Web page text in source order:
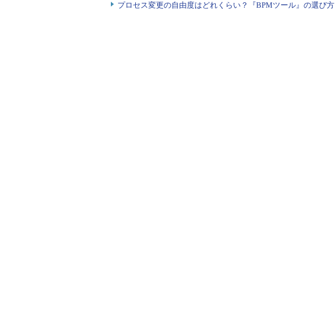
プロセス変更の自由度はどれくらい？『BPMツール』の選び方